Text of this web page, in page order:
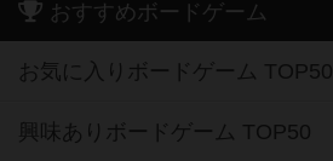
おすすめボードゲーム
お気に入りボードゲーム TOP50
興味ありボードゲーム TOP50